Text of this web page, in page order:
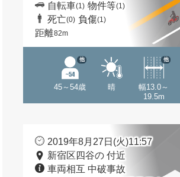
自転車(1) 物件等(1)
死亡(0) 負傷(1)
距離82m
45～54歳
他
晴
幅13.0～
19.5m
他
2019年8月27日(火)11:57
新宿区四谷の 付近
車両相互 中破事故